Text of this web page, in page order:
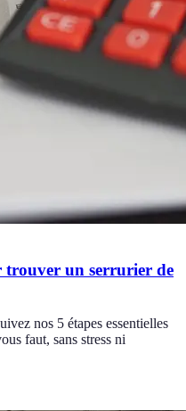
trouver un serrurier de
nos 5 étapes essentielles
faut, sans stress ni